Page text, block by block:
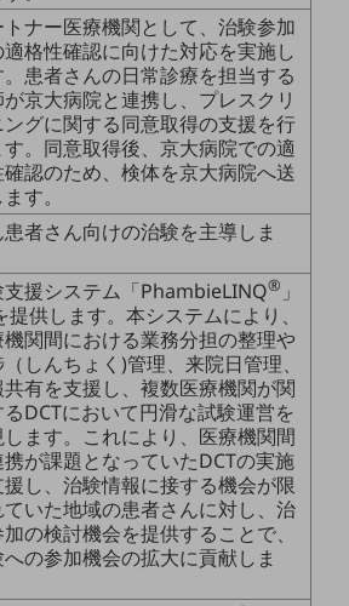
ド製品
コモ MAX ドコモ mini ドコモBiz かけ放題
トナー医療機関として、治験参加
格性確認に向けた対応を実施し
。患者さんの日常診療を担当する
が京大病院と連携し、プレスクリ
ングに関する同意取得の支援を行
す。同意取得後、京大病院での適
確認のため、検体を京大病院へ送
す。
患者さん向けの治験を主導しま
支援システム「PhambieLINQ® 」
提供します。本システムにより、
機関間における業務分担の整理や
しんちょく)管理、来院日管理、
共有を支援し、複数医療機関が関
DCTにおいて円滑な試験運営を
します。これにより、医療機関間
が課題となっていたDCTの実施
援し、治験情報に接する機会が限
ていた地域の患者さんに対し、治
の検討機会を提供することで、
の参加機会の拡大に貢献しま